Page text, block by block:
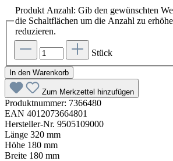
Produkt Anzahl: Gib den gewünschten
die Schaltflächen um die Anzahl zu
reduzieren.
Stück
In den Warenkorb
Zum Merkzettel hinzufügen
Produktnummer: 7366480
EAN 4012073664801
Hersteller-Nr. 9505109000
Länge 320 mm
Höhe 180 mm
Breite 180 mm